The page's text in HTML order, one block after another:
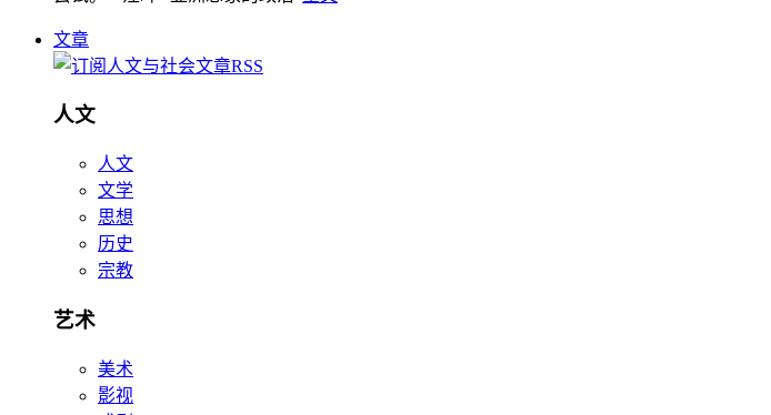
文章
人文
人文
文学
思想
历史
宗教
艺术
美术
影视